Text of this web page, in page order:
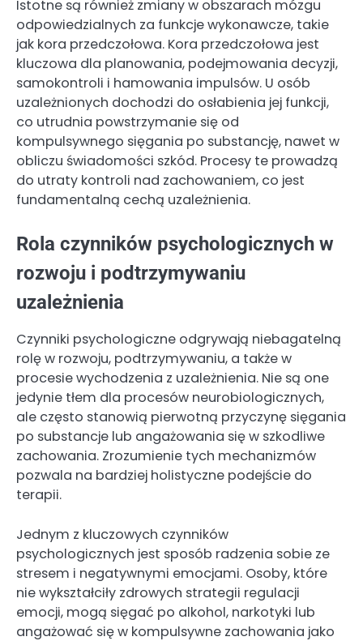
Istotne są również zmiany w obszarach mózgu
odpowiedzialnych za funkcje wykonawcze, takie
jak kora przedczołowa. Kora przedczołowa jest
kluczowa dla planowania, podejmowania decyzji,
samokontroli i hamowania impulsów. U osób
uzależnionych dochodzi do osłabienia jej funkcji,
co utrudnia powstrzymanie się od
kompulsywnego sięgania po substancję, nawet w
obliczu świadomości szkód. Procesy te prowadzą
do utraty kontroli nad zachowaniem, co jest
fundamentalną cechą uzależnienia.
Rola czynników psychologicznych w
rozwoju i podtrzymywaniu
uzależnienia
Czynniki psychologiczne odgrywają niebagatelną
rolę w rozwoju, podtrzymywaniu, a także w
procesie wychodzenia z uzależnienia. Nie są one
jedynie tłem dla procesów neurobiologicznych,
ale często stanowią pierwotną przyczynę sięgania
po substancje lub angażowania się w szkodliwe
zachowania. Zrozumienie tych mechanizmów
pozwala na bardziej holistyczne podejście do
terapii.
Jednym z kluczowych czynników
psychologicznych jest sposób radzenia sobie ze
stresem i negatywnymi emocjami. Osoby, które
nie wykształciły zdrowych strategii regulacji
emocji, mogą sięgać po alkohol, narkotyki lub
angażować się w kompulsywne zachowania jako